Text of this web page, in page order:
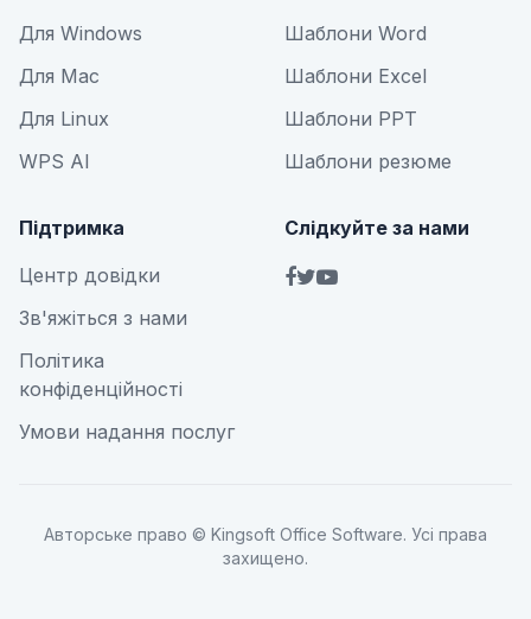
Для Windows
Для Mac
Для Linux
WPS AI
Шаблони Word
Шаблони Excel
Шаблони PPT
Шаблони резюме
Підтримка
Центр довідки
Зв'яжіться з нами
Політика
конфіденційності
Умови надання послуг
Слідкуйте за нами
Авторське право © Kingsoft Office Software. Усі права
захищено.